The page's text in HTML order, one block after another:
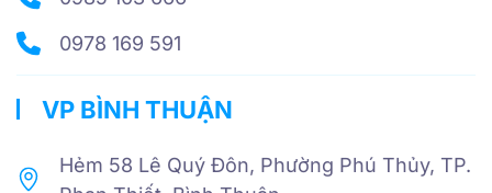
0978 169 591
VP BÌNH THUẬN
Hẻm 58 Lê Quý Đôn, Phường Phú Thủy, TP.